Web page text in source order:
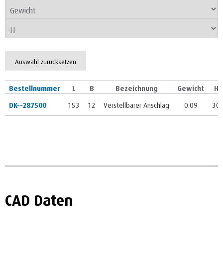
Auswahl zurücksetzen
Bestellnummer L B Bezeichnung Gewicht
H
DK--287500
153 12 Verstellbarer Anschlag 0.09 30
CAD Daten